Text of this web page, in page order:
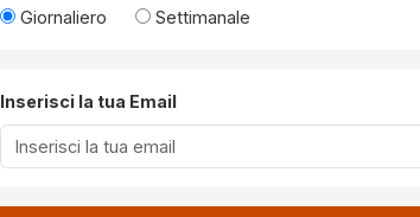
Giornaliero Settimanale
Inserisci la tua Email